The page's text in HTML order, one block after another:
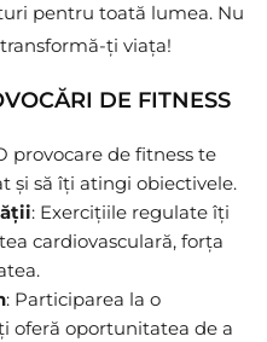
pentru toată lumea. Nu
ți viața!
DE FITNESS
provocare de fitness te
și să îți atingi obiectivele.
: Exercițiile regulate îți
cardiovasculară, forța
: Participarea la o
oferă oportunitatea de a